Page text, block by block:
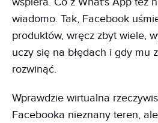
wiadomo. Tak, Facebook
produktów, wręcz zbyt wiele,
uczy się na błędach i gdy mu
rozwinąć.
Wprawdzie wirtualna
Facebooka nieznany teren,